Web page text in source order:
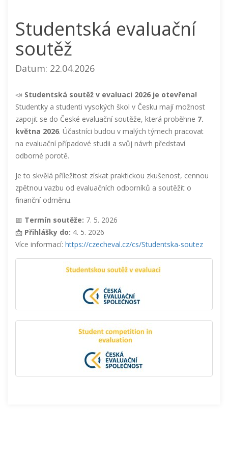
Studentská evaluační
soutěž
Datum: 22.04.2026
📣 Studentská soutěž v evaluaci 2026 je otevřena!
Studentky a studenti vysokých škol v Česku mají možnost
zapojit se do České evaluační soutěže, která proběhne 7.
května 2026. Účastníci budou v malých týmech pracovat
na evaluační případové studii a svůj návrh představí
odborné porotě.
Je to skvělá příležitost získat praktickou zkušenost, cennou
zpětnou vazbu od evaluačních odborníků a soutěžit o
finanční odměnu.
📅 Termín soutěže: 7. 5. 2026
📩 Přihlášky do: 4. 5. 2026
Více informací: https://czecheval.cz/cs/Studentska-soutez